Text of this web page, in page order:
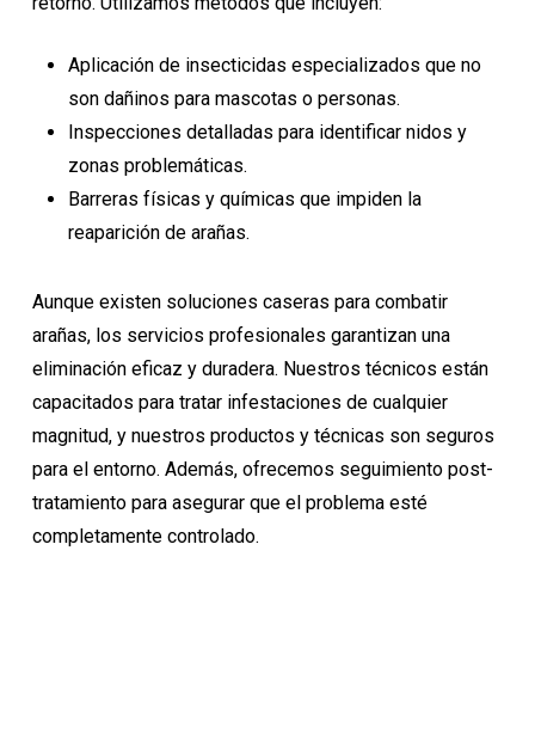
Aplicación de insecticidas especializados que no
son dañinos para mascotas o personas.
Inspecciones detalladas para identificar nidos y
zonas problemáticas.
Barreras físicas y químicas que impiden la
reaparición de arañas.
Aunque existen soluciones caseras para combatir
arañas, los servicios profesionales garantizan una
eliminación eficaz y duradera. Nuestros técnicos están
capacitados para tratar infestaciones de cualquier
magnitud, y nuestros productos y técnicas son seguros
para el entorno. Además, ofrecemos seguimiento post-
tratamiento para asegurar que el problema esté
completamente controlado.